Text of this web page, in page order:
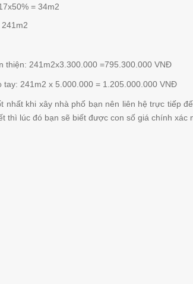
= 34m2
thiện: 241m2x3.300.000 =795.300.000 VNĐ
241m2 x 5.000.000 = 1.205.000.000 VNĐ
nhất khi xây nhà phố bạn nên liên hệ trực tiếp
thì lúc đó bạn sẽ biết được con số giá chính xác